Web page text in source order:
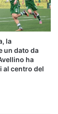
la
un dato da
ha
al centro del